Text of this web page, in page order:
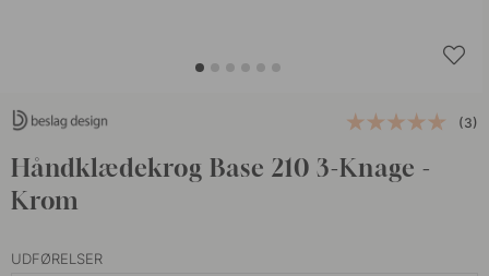
(3)
Håndklædekrog Base 210 3-Knage -
Krom
UDFØRELSER